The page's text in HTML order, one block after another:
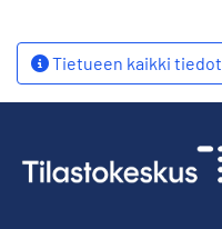
Tietueen kaikki tiedot